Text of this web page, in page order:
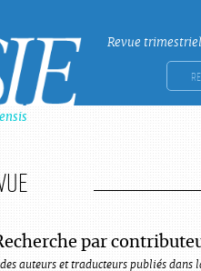
Revue
par
auteurs et traducteurs publiés dans